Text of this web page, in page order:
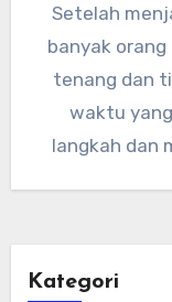
Setelah
banyak
tenang dan
waktu
langkah dan
Kategori